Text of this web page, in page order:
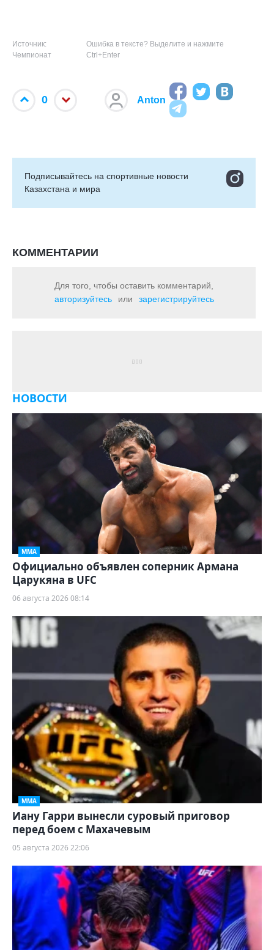
Источник:
Чемпионат
Ошибка в тексте? Выделите и нажмите
Ctrl+Enter
0 Anton
Подписывайтесь на cпортивные новости
Казахстана и мира
КОММЕНТАРИИ
Для того, чтобы оставить комментарий,
авторизуйтесь
или зарегистрируйтесь
НОВОСТИ
ММА
Официально объявлен соперник Армана
Царукяна в UFC
06 августа 2026 08:14
ММА
Иану Гарри вынесли суровый приговор
перед боем с Махачевым
05 августа 2026 22:06